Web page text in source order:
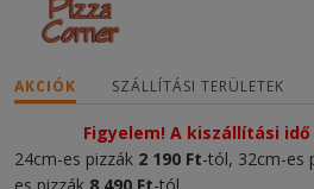
AKCIÓK SZÁLLÍTÁSI TERÜLETEK
Figyelem! A kiszállítási
24cm-es pizzák 2 190 Ft-tól, 32cm-es